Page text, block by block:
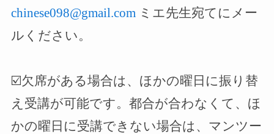
chinese098@gmail.com ミエ先生宛てにメー
ルください。
☑️欠席がある場合は、ほかの曜日に振り替
え受講が可能です。都合が合わなくて、ほ
かの曜日に受講できない場合は、マンツー